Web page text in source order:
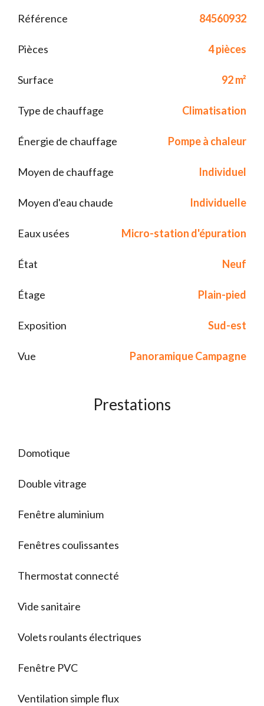
Référence 84560932
Pièces 4 pièces
Surface 92 m²
Type de chauffage Climatisation
Énergie de chauffage Pompe à chaleur
Moyen de chauffage Individuel
Moyen d'eau chaude Individuelle
Eaux usées Micro-station d'épuration
État Neuf
Étage Plain-pied
Exposition Sud-est
Vue Panoramique Campagne
Prestations
Domotique
Double vitrage
Fenêtre aluminium
Fenêtres coulissantes
Thermostat connecté
Vide sanitaire
Volets roulants électriques
Fenêtre PVC
Ventilation simple flux